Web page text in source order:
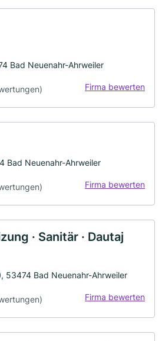
Bad Neuenahr-Ahrweiler
Firma bewerten
Bad Neuenahr-Ahrweiler
Firma bewerten
· Sanitär · Dautaj
53474 Bad Neuenahr-Ahrweiler
Firma bewerten